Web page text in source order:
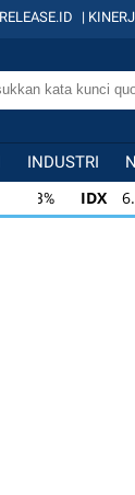
|
INDUSTRI
IDX